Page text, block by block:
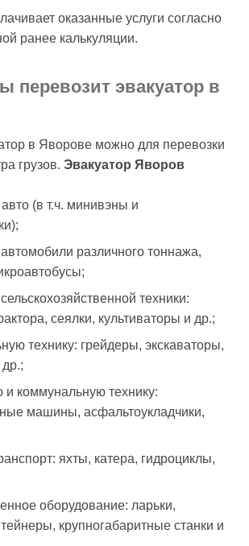
оказанные услуги согласно
ранее калькуляции.
перевозит эвакуатор в
в Яворове можно для перевозки
грузов. Эвакуатор Яворов
(в т.ч. минивэны и
различного тоннажа,
техники:
сеялки, культиваторы и др.;
технику: грейдеры, экскаваторы,
др.;
и коммунальную технику:
машины, асфальтоукладчики,
яхты, катера, гидроциклы,
оборудование: ларьки,
крупногабаритные станки и